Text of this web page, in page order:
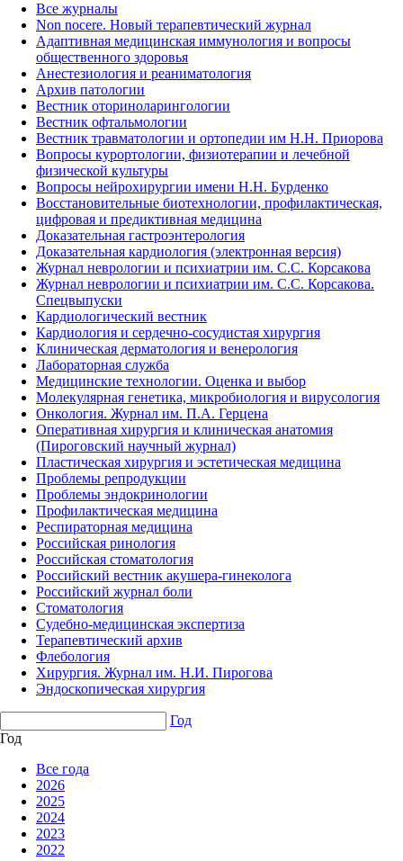
Все журналы
Non nocere. Новый терапевтический журнал
Адаптивная медицинская иммунология и вопросы
общественного здоровья
Анестезиология и реаниматология
Архив патологии
Вестник оториноларингологии
Вестник офтальмологии
Вестник травматологии и ортопедии им Н.Н. Приорова
Вопросы курортологии, физиотерапии и лечебной
физической культуры
Вопросы нейрохирургии имени Н.Н. Бурденко
Восстановительные биотехнологии, профилактическая,
цифровая и предиктивная медицина
Доказательная гастроэнтерология
Доказательная кардиология (электронная версия)
Журнал неврологии и психиатрии им. С.С. Корсакова
Журнал неврологии и психиатрии им. С.С. Корсакова.
Спецвыпуски
Кардиологический вестник
Кардиология и сердечно-сосудистая хирургия
Клиническая дерматология и венерология
Лабораторная служба
Медицинские технологии. Оценка и выбор
Молекулярная генетика, микробиология и вирусология
Онкология. Журнал им. П.А. Герцена
Оперативная хирургия и клиническая анатомия
(Пироговский научный журнал)
Пластическая хирургия и эстетическая медицина
Проблемы репродукции
Проблемы эндокринологии
Профилактическая медицина
Респираторная медицина
Российская ринология
Российская стоматология
Российский вестник акушера-гинеколога
Российский журнал боли
Стоматология
Судебно-медицинская экспертиза
Терапевтический архив
Флебология
Хирургия. Журнал им. Н.И. Пирогова
Эндоскопическая хирургия
Год
Год
Все года
2026
2025
2024
2023
2022